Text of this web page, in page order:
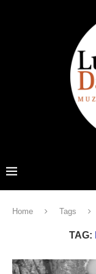
Home Tags
TAG: